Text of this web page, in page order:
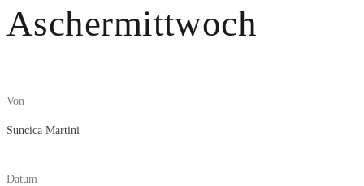
Aschermittwoch
Von
Suncica Martini
Datum